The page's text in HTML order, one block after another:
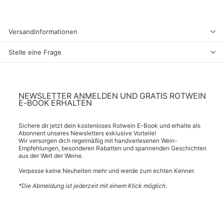
Versandinformationen
Stelle eine Frage
NEWSLETTER ANMELDEN UND GRATIS ROTWEIN
E-BOOK ERHALTEN
Sichere dir jetzt dein kostenloses Rotwein E-Book und erhalte als
Abonnent unseres Newsletters exklusive Vorteile!
Wir versorgen dich regelmäßig mit handverlesenen Wein-
Empfehlungen, besonderen Rabatten und spannenden Geschichten
aus der Welt der Weine.
Verpasse keine Neuheiten mehr und werde zum echten Kenner.
*Die Abmeldung ist jederzeit mit einem Klick möglich.